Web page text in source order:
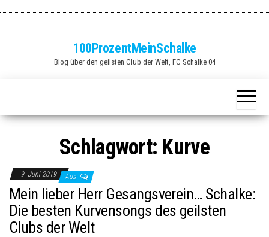
100ProzentMeinSchalke
Blog über den geilsten Club der Welt, FC Schalke 04
Schlagwort: Kurve
9. Juni 2019 Aus
Mein lieber Herr Gesangsverein… Schalke:
Die besten Kurvensongs des geilsten
Clubs der Welt